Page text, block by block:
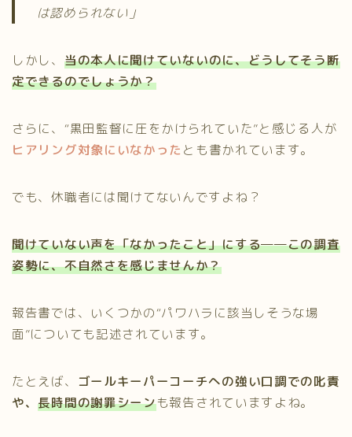
は認められない」
しかし、 当の本人に聞けていないのに、どうしてそう断
定できるのでしょうか？
さらに、“黒田監督に圧をかけられていた”と感じる人が
ヒアリング対象にいなかったとも書かれています。
でも、休職者には聞けてないんですよね？
聞けていない声を「なかったこと」にする──この調査
姿勢に、不自然さを感じませんか？
報告書では、いくつかの“パワハラに該当しそうな場
面”についても記述されています。
たとえば、
ゴールキーパーコーチへの強い口調での叱責
や、長時間の謝罪シーンも報告されていますよね。